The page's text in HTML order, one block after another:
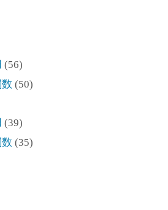
(56)
(50)
(39)
(35)